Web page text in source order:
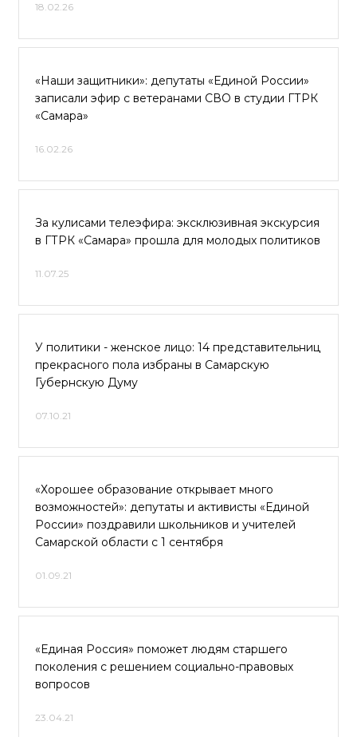
18.02.26
«Наши защитники»: депутаты «Единой России»
записали эфир с ветеранами СВО в студии ГТРК
«Самара»
16.02.26
За кулисами телеэфира: эксклюзивная экскурсия
в ГТРК «Самара» прошла для молодых политиков
11.07.25
У политики - женское лицо: 14 представительниц
прекрасного пола избраны в Самарскую
Губернскую Думу
07.10.21
«Хорошее образование открывает много
возможностей»: депутаты и активисты «Единой
России» поздравили школьников и учителей
Самарской области с 1 сентября
01.09.21
«Единая Россия» поможет людям старшего
поколения с решением социально-правовых
вопросов
23.04.21